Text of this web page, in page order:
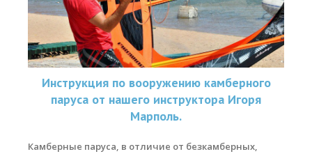
Система скидок
Обучение кайтсерфингу
Инструкция по вооружению камберного
паруса от нашего инструктора Игоря
Марполь.
Камберные паруса, в отличие от безкамберных,